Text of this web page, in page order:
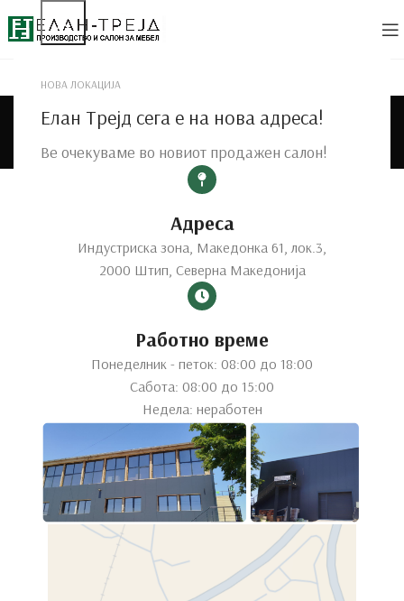
НОВА ЛОКАЦИЈА
Елан Трејд сега е на нова адреса!
Ве очекуваме во новиот продажен салон!
Адреса
Индустриска зона, Македонка 61, лок.3,
2000 Штип, Северна Македонија
Работно време
Понеделник - петок: 08:00 до 18:00
Сабота: 08:00 до 15:00
Недела: неработен
90x200 cm
Categories
Home Product Димензии 90x200 cm
Спални,Наддушеци
ConforFlexy
Спални ,Наддушеци